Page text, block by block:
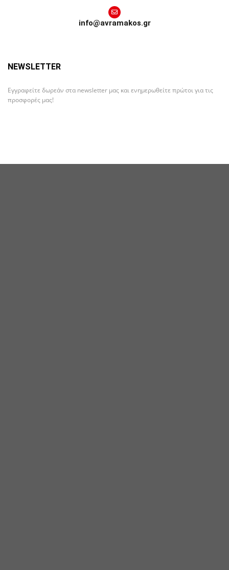
info@avramakos.gr
NEWSLETTER
Εγγραφείτε δωρεάν στα newsletter μας και ενημερωθείτε πρώτοι για τις
προσφορές μας!